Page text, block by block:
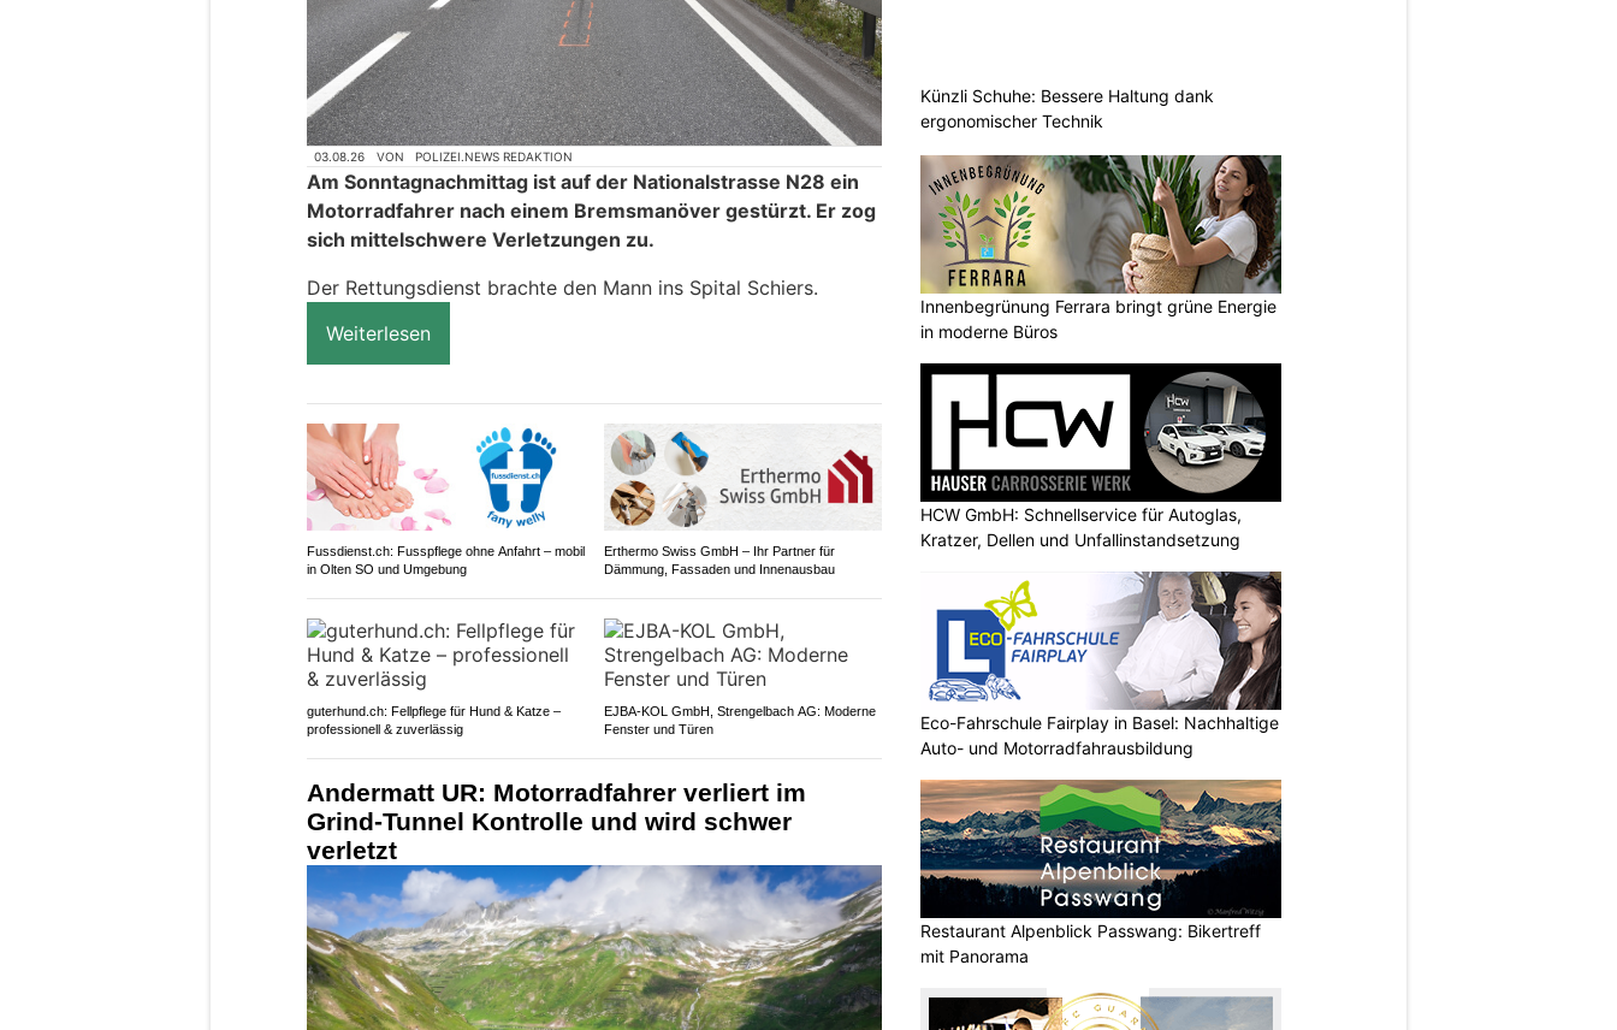
03.08.26 VON POLIZEI.NEWS REDAKTION
Am Sonntagnachmittag ist auf der Nationalstrasse N28 ein
Motorradfahrer nach einem Bremsmanöver gestürzt. Er zog
sich mittelschwere Verletzungen zu.
Der Rettungsdienst brachte den Mann ins Spital Schiers.
Weiterlesen
Fussdienst.ch: Fusspflege ohne Anfahrt – mobil
in Olten SO und Umgebung
Erthermo Swiss GmbH – Ihr Partner für
Dämmung, Fassaden und Innenausbau
guterhund.ch: Fellpflege für Hund & Katze –
professionell & zuverlässig
EJBA-KOL GmbH, Strengelbach AG: Moderne
Fenster und Türen
Andermatt UR: Motorradfahrer verliert im
Grind-Tunnel Kontrolle und wird schwer
verletzt
Künzli Schuhe: Bessere Haltung dank
ergonomischer Technik
Innenbegrünung Ferrara bringt grüne Energie
in moderne Büros
HCW GmbH: Schnellservice für Autoglas,
Kratzer, Dellen und Unfallinstandsetzung
Eco-Fahrschule Fairplay in Basel: Nachhaltige
Auto- und Motorradfahrausbildung
Restaurant Alpenblick Passwang: Bikertreff
mit Panorama